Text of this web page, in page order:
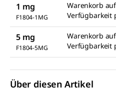
1 mg
F1804-1MG
Warenkorb auf
Verfügbarkeit
5 mg
F1804-5MG
Warenkorb auf
Verfügbarkeit
Über diesen Artikel